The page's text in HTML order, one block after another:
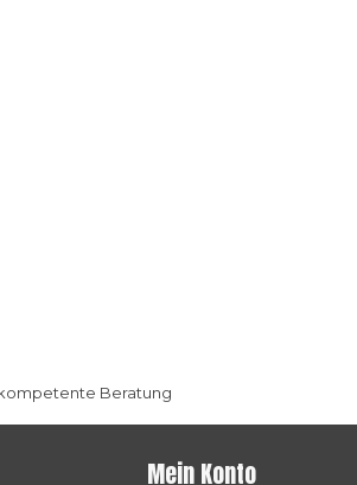
Beratung
Mein Konto